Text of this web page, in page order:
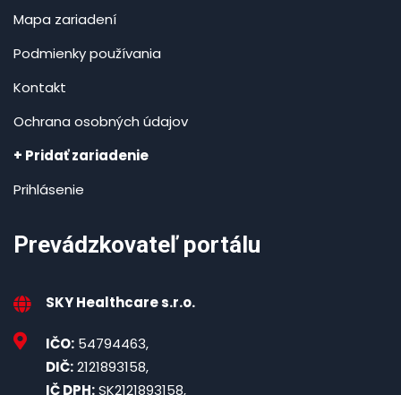
Mapa zariadení
Podmienky používania
Kontakt
Ochrana osobných údajov
+ Pridať zariadenie
Prihlásenie
Prevádzkovateľ portálu
SKY Healthcare s.r.o.
IČO: 54794463,
DIČ:2121893158,
IČ DPH:SK2121893158,